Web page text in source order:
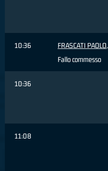
10:36 FRASCATI PAOLO,
Fallo commesso
10:36
11:08